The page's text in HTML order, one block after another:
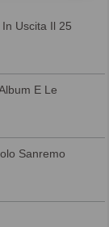
In Uscita Il 25
E Le
Sanremo